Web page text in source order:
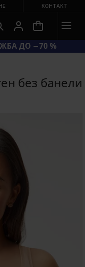
КОНТАКТ
−20 %
без банели